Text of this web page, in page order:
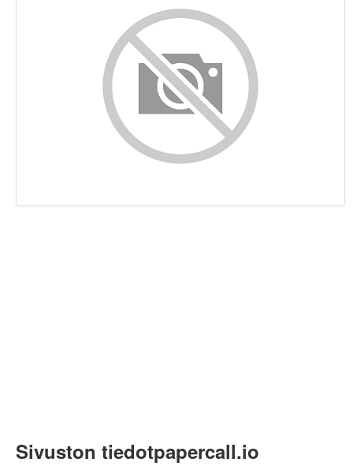
Avainsanat
Käytettävyys
Dokumentti
Sivuston tiedotpapercall.io